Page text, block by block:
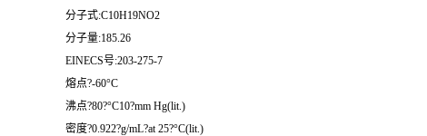
分子式:C10H19NO2
分子量:185.26
EINECS号:203-275-7
熔点?-60°C
沸点?80?°C10?mm Hg(lit.)
密度?0.922?g/mL?at 25?°C(lit.)